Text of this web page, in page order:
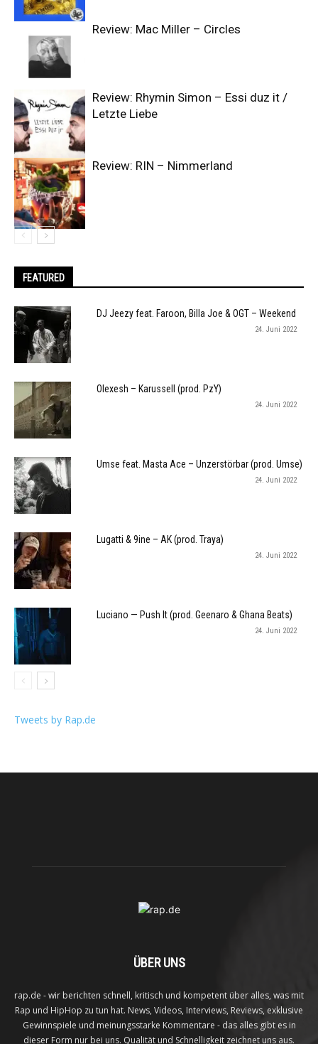
Review: Mac Miller – Circles
Review: Rhymin Simon – Essi duz it /
Letzte Liebe
Review: RIN – Nimmerland
FEATURED
DJ Jeezy feat. Faroon, Billa Joe & OGT – Weekend
24. Juni 2022
Olexesh – Karussell (prod. PzY)
24. Juni 2022
Umse feat. Masta Ace – Unzerstörbar (prod. Umse)
24. Juni 2022
Lugatti & 9ine – AK (prod. Traya)
24. Juni 2022
Luciano — Push It (prod. Geenaro & Ghana Beats)
24. Juni 2022
Tweets by Rap.de
ÜBER UNS
rap.de - wir berichten schnell, kritisch und kompetent über alles, was mit
Rap und HipHop zu tun hat. News, Videos, Interviews, Reviews, exklusive
Gewinnspiele und meinungsstarke Kommentare - das alles gibt es in
dieser Form nur bei uns. Qualität und Schnelligkeit zeichnet uns aus.